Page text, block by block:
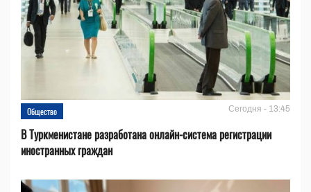
Общество Сегодня - 13:45
В Туркменистане разработана онлайн-система регистрации
иностранных граждан